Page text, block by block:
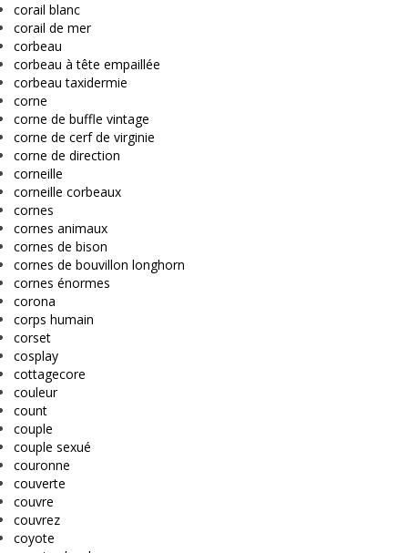
corail blanc
corail de mer
corbeau
corbeau à tête empaillée
corbeau taxidermie
corne
corne de buffle vintage
corne de cerf de virginie
corne de direction
corneille
corneille corbeaux
cornes
cornes animaux
cornes de bison
cornes de bouvillon longhorn
cornes énormes
corona
corps humain
corset
cosplay
cottagecore
couleur
count
couple
couple sexué
couronne
couverte
couvre
couvrez
coyote